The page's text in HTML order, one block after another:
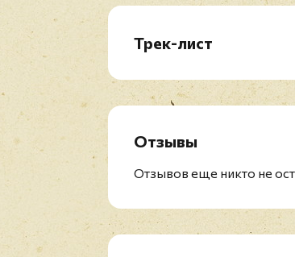
Трек-лист
B1. In Love Dying (Part II)
Отзывы
Отзывов еще никто не